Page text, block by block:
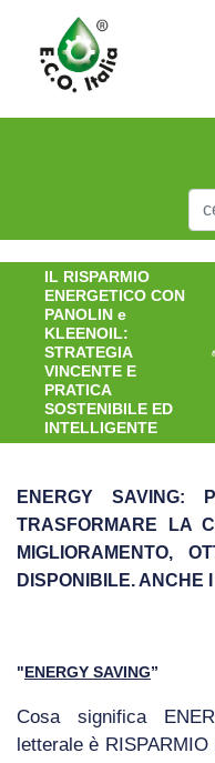
IL RISPARMIO
ENERGETICO CON
PANOLIN e
KLEENOIL:
STRATEGIA
VINCENTE E
PRATICA
SOSTENIBILE ED
INTELLIGENTE
ENERGY SAVING:
TRASFORMARE LA
MIGLIORAMENTO,
DISPONIBILE. ANCHE
"ENERGY SAVING”
Cosa significa
letterale è